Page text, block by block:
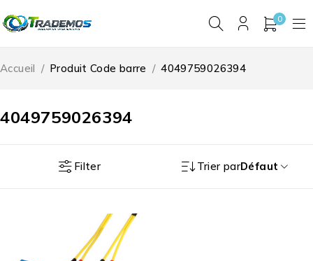
0
4049759026394
Accueil / Produit Code barre / 4049759026394
Filter Trier parDéfaut